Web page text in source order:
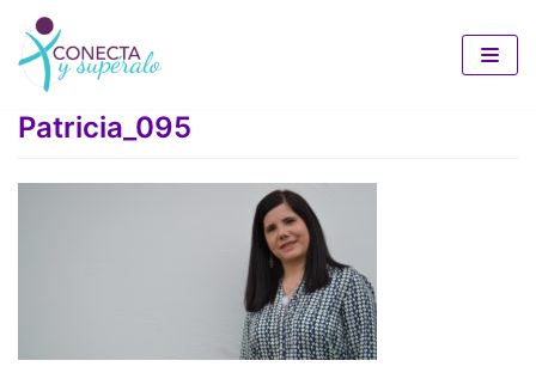
Saltar
contenido
Patricia_095